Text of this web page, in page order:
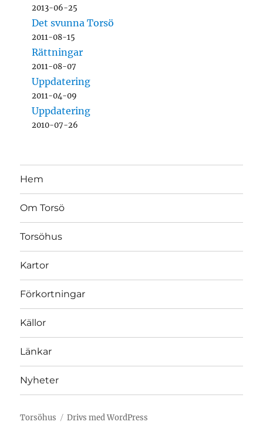
2013-06-25
Det svunna Torsö
2011-08-15
Rättningar
2011-08-07
Uppdatering
2011-04-09
Uppdatering
2010-07-26
Hem
Om Torsö
Torsöhus
Kartor
Förkortningar
Källor
Länkar
Nyheter
Torsöhus Drivs med WordPress